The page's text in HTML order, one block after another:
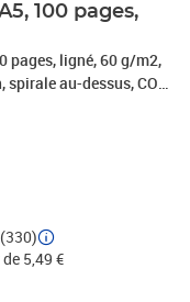
100 pages,
pages, ligné, 60 g/m2,
spirale au-dessus, CO2
(330)
5,49 €